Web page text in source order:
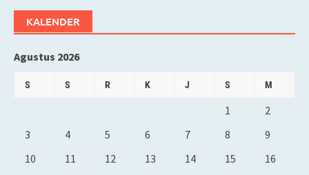
KALENDER
Agustus 2026
S S R K J S M
1
2
3
4 5 6 7 8
9
10
11 12 13 14 15
16